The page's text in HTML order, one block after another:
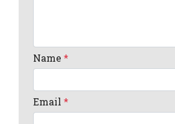
Name*
Email*